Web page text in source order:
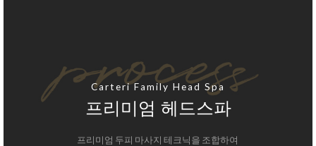
Carteri Family Head Spa
프리미엄 헤드스파
프리미엄 두피 마사지 테크닉을 조합하여